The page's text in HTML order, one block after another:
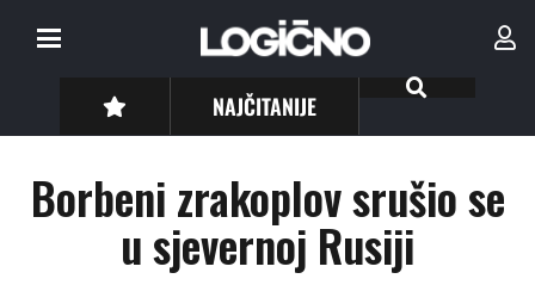
NAJČITANIJE
Borbeni zrakoplov srušio se
u sjevernoj Rusiji